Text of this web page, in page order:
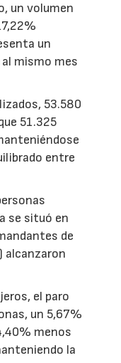
un volumen
un
mismo mes
53.580
51.325
entre
se situó en
de
alcanzaron
el paro
un 5,67%
menos
la